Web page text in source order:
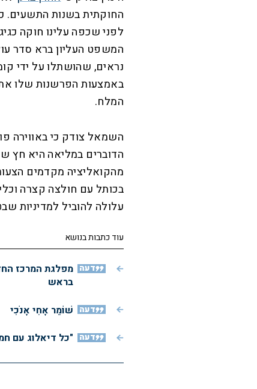
החוקתית בשנות התשעים.
המשפט העליון ברא סדר
נראים, שהושתלו על ידי
באמצעות הפרשנות שלו
המלח.
השמאל צודק כי באווירה
הדוברים במליאה היא חץ
מהקואליציה מקדמים
בכותל עם חולצה קצרה
עלולה להוביל למדיניות
עוד כתבות בנושא
דעה מפלגת המרכז
בראש
דעה שׁוֹמֵר אָחִי אָנֹכִי
דעה "כל דיאלוג עם